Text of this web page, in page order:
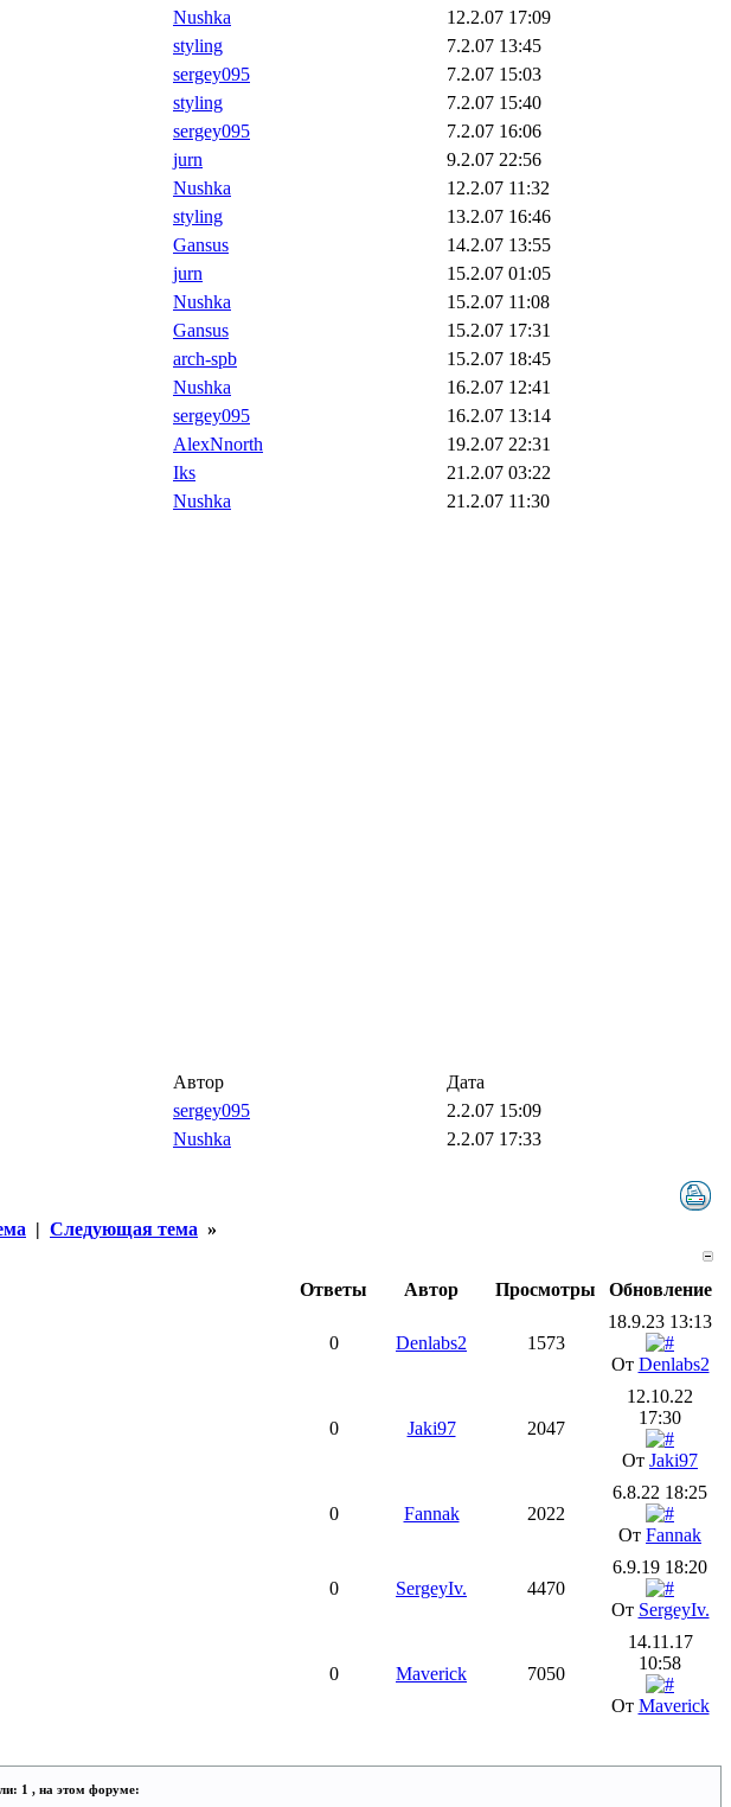
Nushka
12.2.07 17:09
styling
7.2.07 13:45
sergey095
7.2.07 15:03
styling
7.2.07 15:40
sergey095
7.2.07 16:06
jurn
9.2.07 22:56
Nushka
12.2.07 11:32
styling
13.2.07 16:46
Gansus
14.2.07 13:55
jurn
15.2.07 01:05
Nushka
15.2.07 11:08
Gansus
15.2.07 17:31
arch-spb
15.2.07 18:45
Nushka
16.2.07 12:41
sergey095
16.2.07 13:14
AlexNnorth
19.2.07 22:31
Iks
21.2.07 03:22
Nushka 21.2.07 11:30
Автор
Дата
sergey095
2.2.07 15:09
Nushka 2.2.07 17:33
| Следующая тема »
Ответы Автор Просмотры Обновление
0 Denlabs2 1573
18.9.23 13:13
От Denlabs2
0 Jaki97 2047
12.10.22
17:30
От Jaki97
0 Fannak 2022
6.8.22 18:25
От Fannak
0 SergeyIv. 4470
6.9.19 18:20
От SergeyIv.
0 Maverick 7050
14.11.17
10:58
От Maverick
1 , на этом форуме: